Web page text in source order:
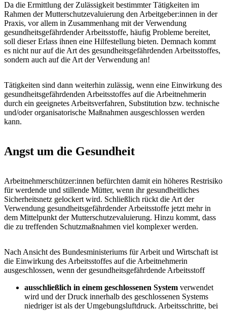
Da die Ermittlung der Zulässigkeit bestimmter Tätigkeiten im
Rahmen der Mutterschutzevaluierung den Arbeitgeber:innen in der
Praxis, vor allem in Zusammenhang mit der Verwendung
gesundheitsgefährdender Arbeitsstoffe, häufig Probleme bereitet,
soll dieser Erlass ihnen eine Hilfestellung bieten. Demnach kommt
es nicht nur auf die Art des gesundheitsgefährdenden Arbeitsstoffes,
sondern auch auf die Art der Verwendung an!
Tätigkeiten sind dann weiterhin zulässig, wenn eine Einwirkung des
gesundheitsgefährdenden Arbeitsstoffes auf die Arbeitnehmerin
durch ein geeignetes Arbeitsverfahren, Substitution bzw. technische
und/oder organisatorische Maßnahmen ausgeschlossen werden
kann.
Angst um die Gesundheit
Arbeitnehmerschützer:innen befürchten damit ein höheres Restrisiko
für werdende und stillende Mütter, wenn ihr gesundheitliches
Sicherheitsnetz gelockert wird. Schließlich rückt die Art der
Verwendung gesundheitsgefährdender Arbeitsstoffe jetzt mehr in
dem Mittelpunkt der Mutterschutzevaluierung. Hinzu kommt, dass
die zu treffenden Schutzmaßnahmen viel komplexer werden.
Nach Ansicht des Bundesministeriums für Arbeit und Wirtschaft ist
die Einwirkung des Arbeitsstoffes auf die Arbeitnehmerin
ausgeschlossen, wenn der gesundheitsgefährdende Arbeitsstoff
ausschließlich in einem geschlossenen System verwendet
wird und der Druck innerhalb des geschlossenen Systems
niedriger ist als der Umgebungsluftdruck. Arbeitsschritte, bei